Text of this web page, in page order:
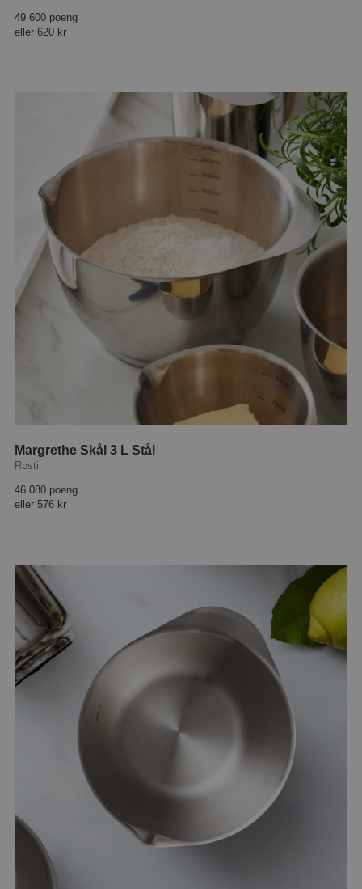
49 600 poeng
eller 620 kr
Margrethe Skål 3 L Stål
Rosti
46 080 poeng
eller 576 kr